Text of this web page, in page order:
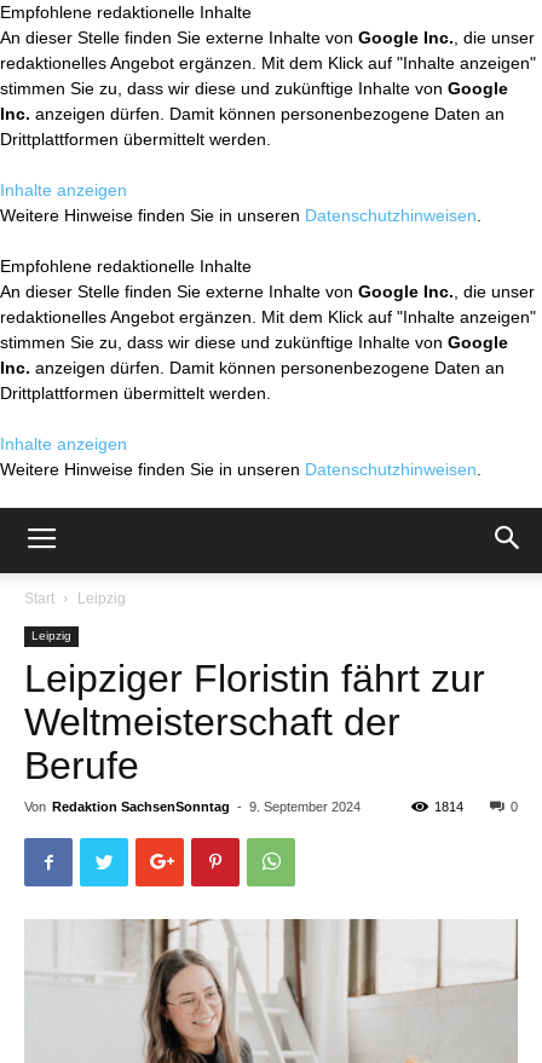
Empfohlene redaktionelle Inhalte
An dieser Stelle finden Sie externe Inhalte von Google Inc. , die unser
redaktionelles Angebot ergänzen. Mit dem Klick auf "Inhalte anzeigen"
stimmen Sie zu, dass wir diese und zukünftige Inhalte von Google
Inc. anzeigen dürfen. Damit können personenbezogene Daten an
Drittplattformen übermittelt werden.
Inhalte anzeigen
Weitere Hinweise finden Sie in unseren Datenschutzhinweisen
Empfohlene redaktionelle Inhalte
An dieser Stelle finden Sie externe Inhalte von Google Inc. , die unser
redaktionelles Angebot ergänzen. Mit dem Klick auf "Inhalte anzeigen"
stimmen Sie zu, dass wir diese und zukünftige Inhalte von Google
Inc. anzeigen dürfen. Damit können personenbezogene Daten an
Drittplattformen übermittelt werden.
Inhalte anzeigen
Weitere Hinweise finden Sie in unseren Datenschutzhinweisen
Start Leipzig
Leipzig
Leipziger Floristin fährt zur
Weltmeisterschaft der
Berufe
Von Redaktion SachsenSonntag - 9. September 2024 0
1814